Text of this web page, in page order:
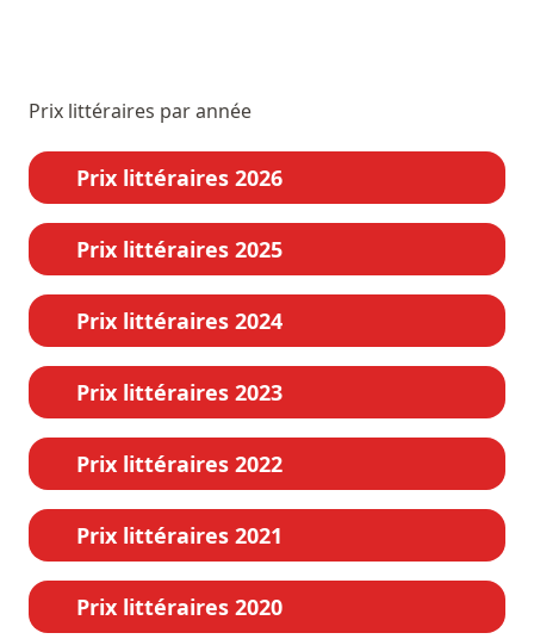
Prix littéraires par année
Prix littéraires 2026
Prix littéraires 2025
Prix littéraires 2024
Prix littéraires 2023
Prix littéraires 2022
Prix littéraires 2021
Prix littéraires 2020